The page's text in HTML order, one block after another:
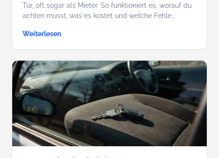
Tür, oft sogar als Mieter. So funktioniert es, worauf du
achten musst, was es kostet und welche Fehle…
Weiterlesen